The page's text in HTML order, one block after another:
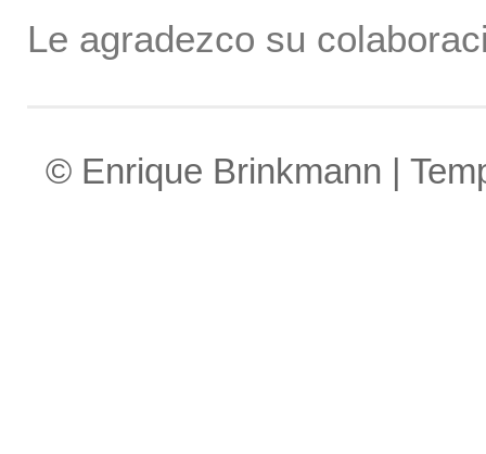
Le agradezco su
© Enrique Brinkmann |